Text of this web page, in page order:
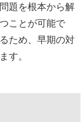
題を根本から解
ことが可能で
ため、早期の対
す。